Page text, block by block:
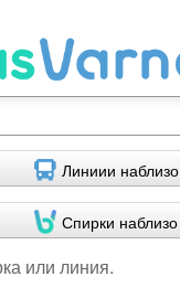
Линиии наблизо
Спирки наблизо
или линия.